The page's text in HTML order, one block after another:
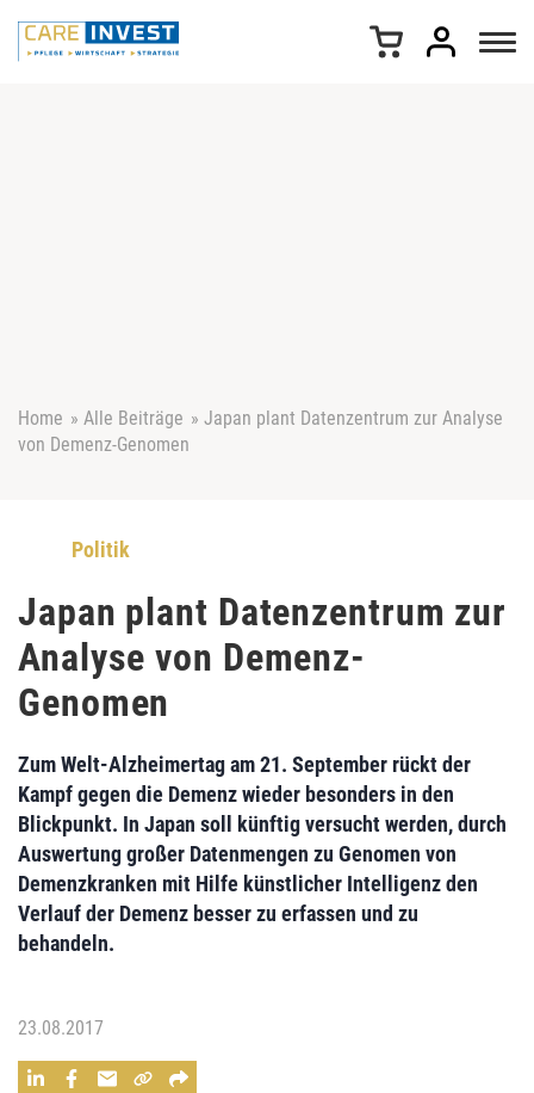
Home » Alle Beiträge » Japan plant Datenzentrum zur Analyse
von Demenz-Genomen
Politik
Japan plant Datenzentrum zur
Analyse von Demenz-
Genomen
ZumWelt-Alzheimertagam 21. September rückt der
Kampf gegen die Demenz wieder besonders in den
Blickpunkt. In Japan soll künftig versucht werden, durch
Auswertung großer Datenmengen zu Genomen von
Demenzkranken mit Hilfe künstlicher Intelligenz den
Verlauf der Demenz besser zu erfassen und zu
behandeln.
23.08.2017